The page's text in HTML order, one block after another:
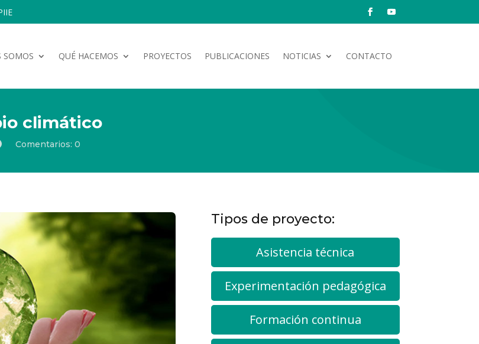
SOMOS QUÉ HACEMOS PROYECTOS PUBLICACIONES NOTICIAS CONTACTO
climático
Comentarios: 0
Tipos de proyecto:
Asistencia técnica
Experimentación pedagógica
Formación continua